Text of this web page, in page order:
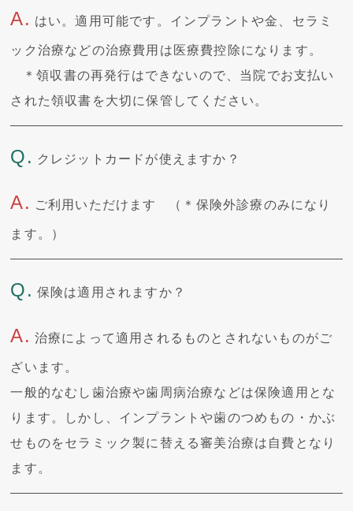
A. はい。適用可能です。インプラントや金、セラミ
ック治療などの治療費用は医療費控除になります。
＊領収書の再発行はできないので、当院でお支払い
された領収書を大切に保管してください。
Q. クレジットカードが使えますか？
A. ご利用いただけます （＊保険外診療のみになり
ます。）
Q. 保険は適用されますか？
A. 治療によって適用されるものとされないものがご
ざいます。
一般的なむし歯治療や歯周病治療などは保険適用とな
ります。しかし、インプラントや歯のつめもの・かぶ
せものをセラミック製に替える審美治療は自費となり
ます。